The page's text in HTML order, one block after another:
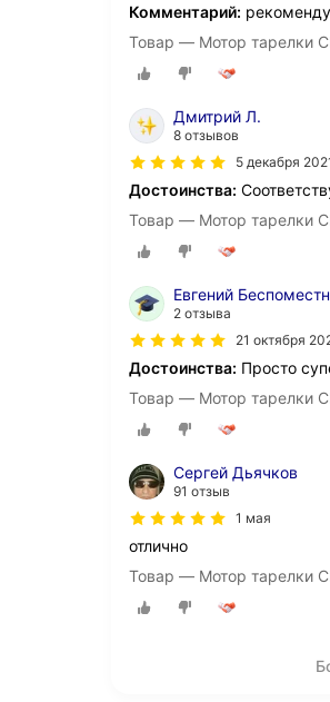
Комментарий:
Товар — Мотор тарелки
Дмитрий Л.
8 отзывов
5 декабря
Достоинства:
Товар — Мотор тарелки
Евгений
2 отзыва
21 октября
Достоинства: Просто
Товар — Мотор тарелки
Сергей Дьячков
91 отзыв
1 мая
отлично
Товар — Мотор тарелки